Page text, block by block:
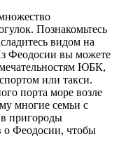
Познакомьтесь
видом на
Феодосии вы можете
ЮБК,
или такси.
порта море возле
многие семьи с
пригороды
о Феодосии, чтобы